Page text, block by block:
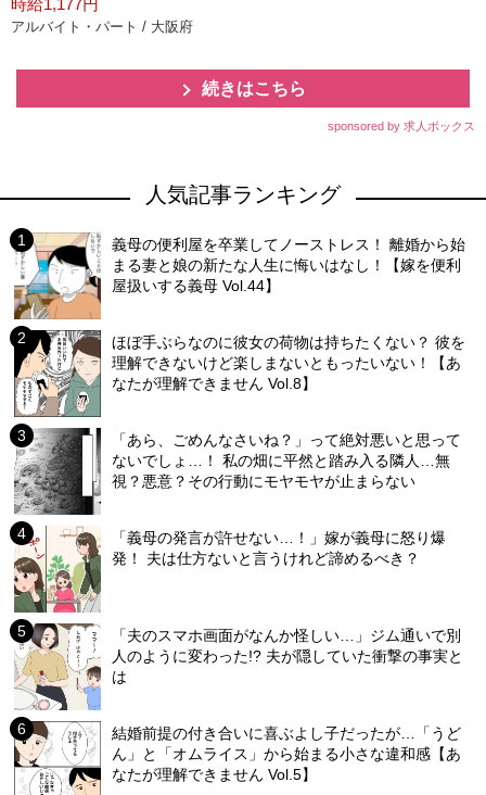
時給1,177円
アルバイト・パート / 大阪府
続きはこちら
sponsored by 求人ボックス
人気記事ランキング
義母の便利屋を卒業してノーストレス！ 離婚から始
まる妻と娘の新たな人生に悔いはなし！【嫁を便利
屋扱いする義母 Vol.44】
ほぼ手ぶらなのに彼女の荷物は持ちたくない？ 彼を
理解できないけど楽しまないともったいない！【あ
なたが理解できません Vol.8】
「あら、ごめんなさいね？」って絶対悪いと思って
ないでしょ…！ 私の畑に平然と踏み入る隣人…無
視？悪意？その行動にモヤモヤが止まらない
「義母の発言が許せない…！」嫁が義母に怒り爆
発！ 夫は仕方ないと言うけれど諦めるべき？
「夫のスマホ画面がなんか怪しい…」ジム通いで別
人のように変わった!? 夫が隠していた衝撃の事実と
は
結婚前提の付き合いに喜ぶよし子だったが…「うど
ん」と「オムライス」から始まる小さな違和感【あ
なたが理解できません Vol.5】